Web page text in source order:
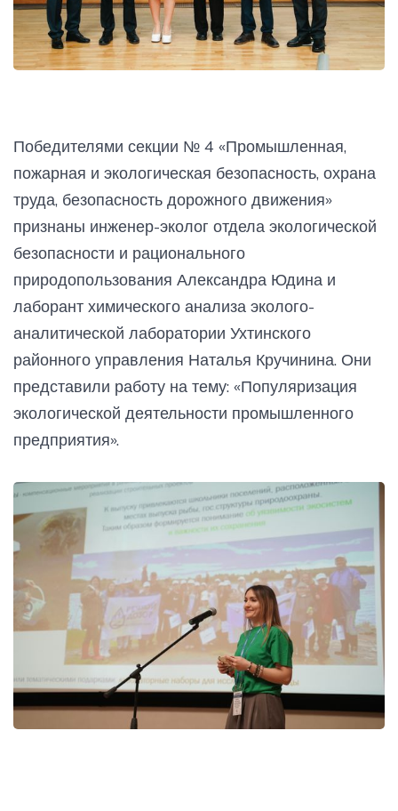
Победителями секции № 4 «Промышленная,
пожарная и экологическая безопасность, охрана
труда, безопасность дорожного движения»
признаны инженер-эколог отдела экологической
безопасности и рационального
природопользования Александра Юдина и
лаборант химического анализа эколого-
аналитической лаборатории Ухтинского
районного управления Наталья Кручинина. Они
представили работу на тему: «Популяризация
экологической деятельности промышленного
предприятия».